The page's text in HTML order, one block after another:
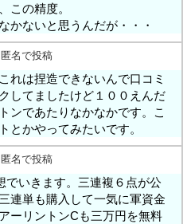
この精度。
かないと思うんだが・・・
匿名で投稿
れは捏造できないんで口コミ
してましたけど１００えんだ
ンであたりなかなかです。こ
とかやってみたいです。
匿名で投稿
でいきます。三連複６点が公
連単も購入して一気に軍資金
ーリントンCも三万円を無料